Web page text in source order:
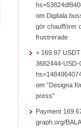
om Digitala
gör chaufförer
frustrerade
+ 169.97
3682444-USD-
om ”Designa
press”
Payment
graph.org/